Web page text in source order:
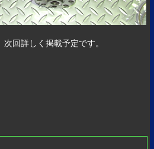
回詳しく掲載予定です。